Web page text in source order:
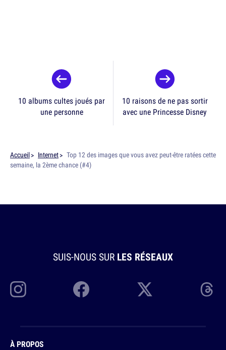
10 albums cultes joués par
une personne
10 raisons de ne pas sortir
avec une Princesse Disney
Accueil Internet
Top 12 des images que vous avez peut-être ratées cette
semaine, la 2ème chance (#4)
SUIS-NOUS SUR LES RÉSEAUX
À PROPOS